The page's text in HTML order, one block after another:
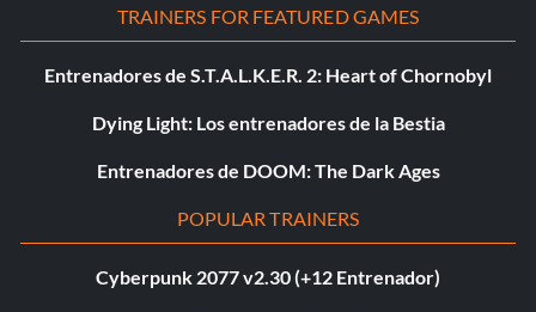
TRAINERS FOR FEATURED GAMES
Entrenadores de S.T.A.L.K.E.R. 2: Heart of Chornobyl
Dying Light: Los entrenadores de la Bestia
Entrenadores de DOOM: The Dark Ages
POPULAR TRAINERS
Cyberpunk 2077 v2.30 (+12 Entrenador)